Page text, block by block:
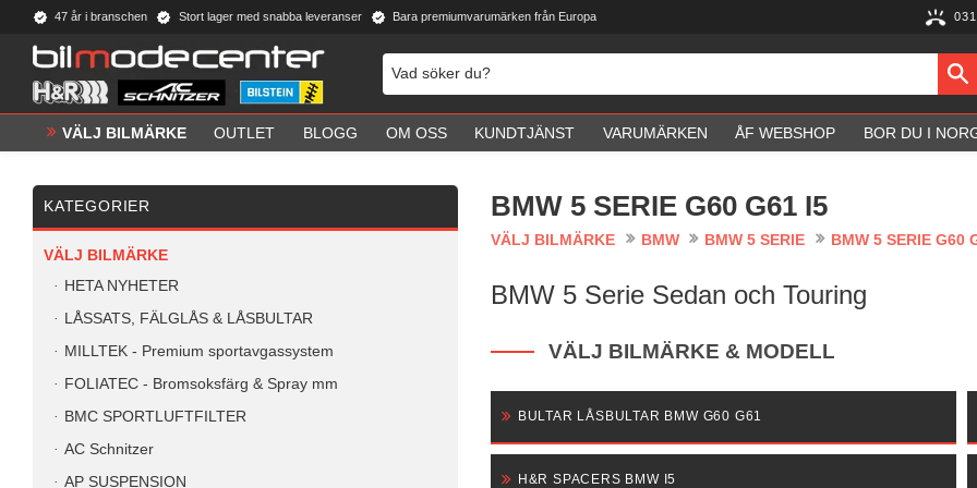
47 år i branschen Stort lager med snabba leveranser Bara premiumvarumärken från Europa
VÄLJ BILMÄRKE OUTLET BLOGG OM OSS KUNDTJÄNST VARUMÄRKEN ÅF WEBSHOP BOR DU I
BMW 5 SERIE G60 G61 I5
VÄLJ BILMÄRKE BMW BMW 5 SERIE BMW 5 SERIE G60
BMW 5 Serie Sedan och Touring
VÄLJ BILMÄRKE & MODELL
BULTAR LÅSBULTAR BMW G60 G61
H&R SPACERS BMW I5
KATEGORIER
VÄLJ BILMÄRKE
HETA NYHETER
LÅSSATS, FÄLGLÅS & LÅSBULTAR
MILLTEK - Premium sportavgassystem
FOLIATEC - Bromsoksfärg & Spray mm
BMC SPORTLUFTFILTER
AC Schnitzer
AP SUSPENSION